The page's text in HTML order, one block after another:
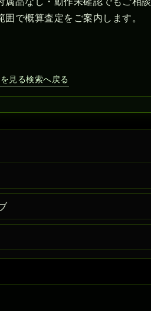
で概算査定をご案内します。
見る検索へ戻る